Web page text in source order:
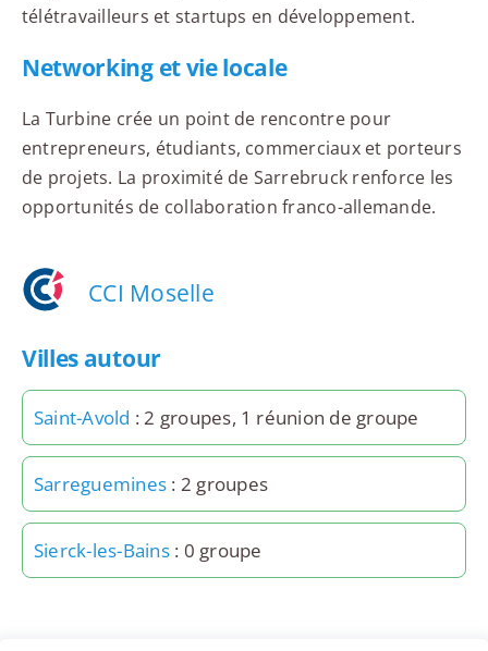
télétravailleurs et startups en développement.
Networking et vie locale
La Turbine crée un point de rencontre pour
entrepreneurs, étudiants, commerciaux et porteurs
de projets. La proximité de Sarrebruck renforce les
opportunités de collaboration franco-allemande.
CCI Moselle
Villes autour
Saint-Avold : 2 groupes, 1 réunion de groupe
Sarreguemines : 2 groupes
Sierck-les-Bains: 0 groupe